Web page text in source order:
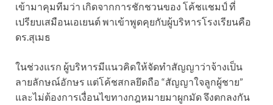
เข้ามาคุมทีมว่า เกิดจากการชักชวนของ โค้ชแชมป์ ที่
เปรียบเสมือนเอเยนต์ พาเข้าพูดคุยกับผู้บริหารโรงเรียนคือ
ดร.สุเมธ
ในช่วงแรก ผู้บริหารมีแนวคิดให้จัดทำสัญญาว่าจ้างเป็น
ลายลักษณ์อักษร แต่โค้ชสกลยึดถือ “สัญญาใจลูกผู้ชาย”
และไม่ต้องการเงื่อนไขทางกฎหมายมาผูกมัด จึงตกลงกัน